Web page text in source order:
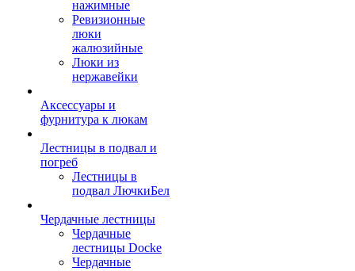
нажимные
Ревизионные
люки
жалюзийные
Люки из
нержавейки
Аксессуары и
фурнитура к люкам
Лестницы в подвал и
погреб
Лестницы в
подвал ЛючкиБел
Чердачные лестницы
Чердачные
лестницы Docke
Чердачные